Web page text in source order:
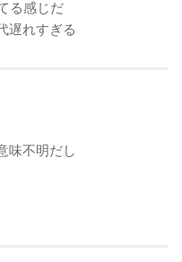
る感じだ
遅れすぎる
味不明だし